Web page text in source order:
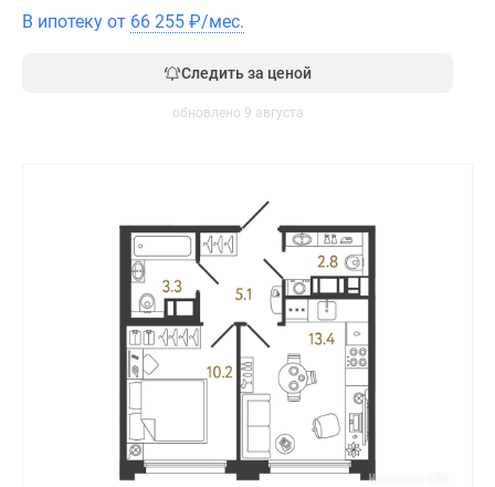
В ипотеку от 66 255 ₽/мес.
Следить за ценой
обновлено 9 августа